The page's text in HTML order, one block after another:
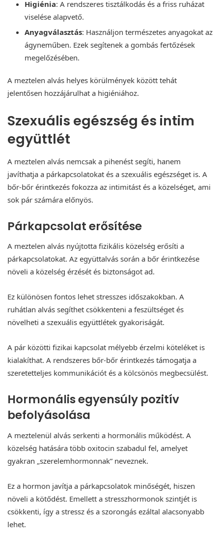
Higiénia: A rendszeres tisztálkodás és a friss ruházat
viselése alapvető.
Anyagválasztás: Használjon természetes anyagokat az
ágyneműben. Ezek segítenek a gombás fertőzések
megelőzésében.
A meztelen alvás helyes körülmények között tehát
jelentősen hozzájárulhat a higiéniához.
Szexuális egészség és intim
együttlét
A meztelen alvás nemcsak a pihenést segíti, hanem
javíthatja a párkapcsolatokat és a szexuális egészséget is. A
bőr-bőr érintkezés fokozza az intimitást és a közelséget, ami
sok pár számára előnyös.
Párkapcsolat erősítése
A meztelen alvás nyújtotta fizikális közelség erősíti a
párkapcsolatokat. Az együttalvás során a bőr érintkezése
növeli a közelség érzését és biztonságot ad.
Ez különösen fontos lehet stresszes időszakokban. A
ruhátlan alvás segíthet csökkenteni a feszültséget és
növelheti a szexuális együttlétek gyakoriságát.
A pár közötti fizikai kapcsolat mélyebb érzelmi köteléket is
kialakíthat. A rendszeres bőr-bőr érintkezés támogatja a
szeretetteljes kommunikációt és a kölcsönös megbecsülést.
Hormonális egyensúly pozitív
befolyásolása
A meztelenül alvás serkenti a hormonális működést. A
közelség hatására több oxitocin szabadul fel, amelyet
gyakran „szerelemhormonnak” neveznek.
Ez a hormon javítja a párkapcsolatok minőségét, hiszen
növeli a kötődést. Emellett a stresszhormonok szintjét is
csökkenti, így a stressz és a szorongás ezáltal alacsonyabb
lehet.